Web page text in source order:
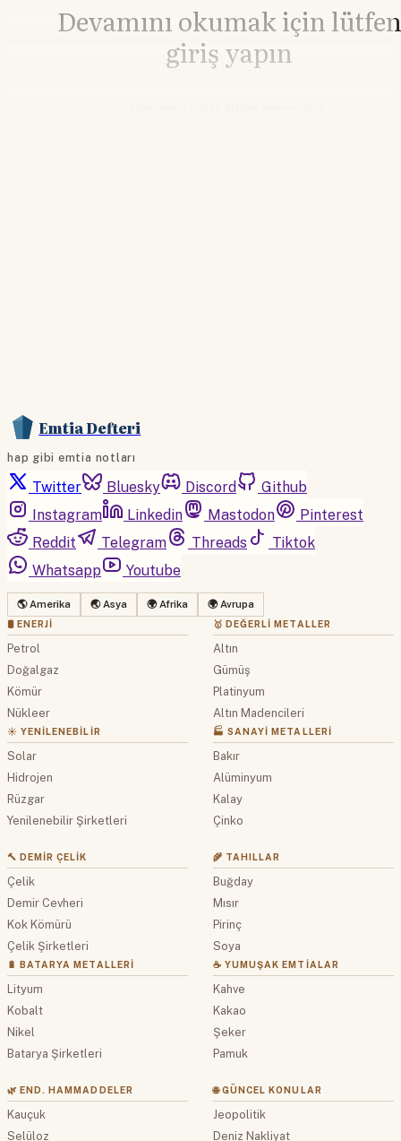
Devamını okumak için lütfen
giriş yapın
Emtia Defteri
hap gibi emtia notları
Twitter Bluesky Discord
Github
Instagram
Linkedin Mastodon
Pinterest
Reddit
Telegram Threads
Tiktok
Whatsapp
Youtube
🌎 Amerika 🌏 Asya 🌍 Afrika 🌍 Avrupa
🛢 ENERJI
Petrol
Doğalgaz
Kömür
Nükleer
☀️ YENILENEBILIR
Solar
Hidrojen
Rüzgar
Yenilenebilir Şirketleri
🥇 DEĞERLI METALLER
Altın
Gümüş
Platinyum
Altın Madencileri
🏭 SANAYI METALLERI
Bakır
Alüminyum
Kalay
Çinko
🔨 DEMIR ÇELIK
Çelik
Demir Cevheri
Kok Kömürü
Çelik Şirketleri
🔋 BATARYA METALLERI
Lityum
Kobalt
Nikel
Batarya Şirketleri
🌾 TAHILLAR
Buğday
Mısır
Pirinç
Soya
☕ YUMUŞAK EMTIALAR
Kahve
Kakao
Şeker
Pamuk
🌿 END. HAMMADDELER
Kauçuk
Selüloz
🌐 GÜNCEL KONULAR
Jeopolitik
Deniz Nakliyat